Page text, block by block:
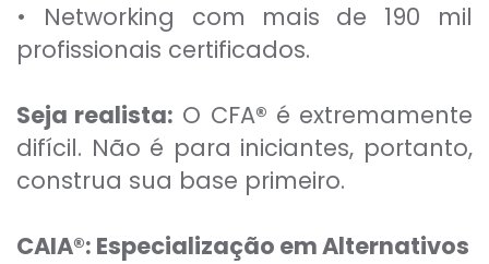
• Networking com mais de 190 mil
profissionais certificados.
Seja realista: O CFA® é extremamente
difícil. Não é para iniciantes, portanto,
construa sua base primeiro.
CAIA®: Especialização em Alternativos